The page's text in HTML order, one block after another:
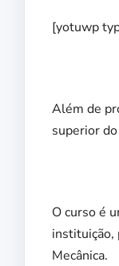
[yotuwp
Além de
superior
O curso é
instituição,
Mecânica.